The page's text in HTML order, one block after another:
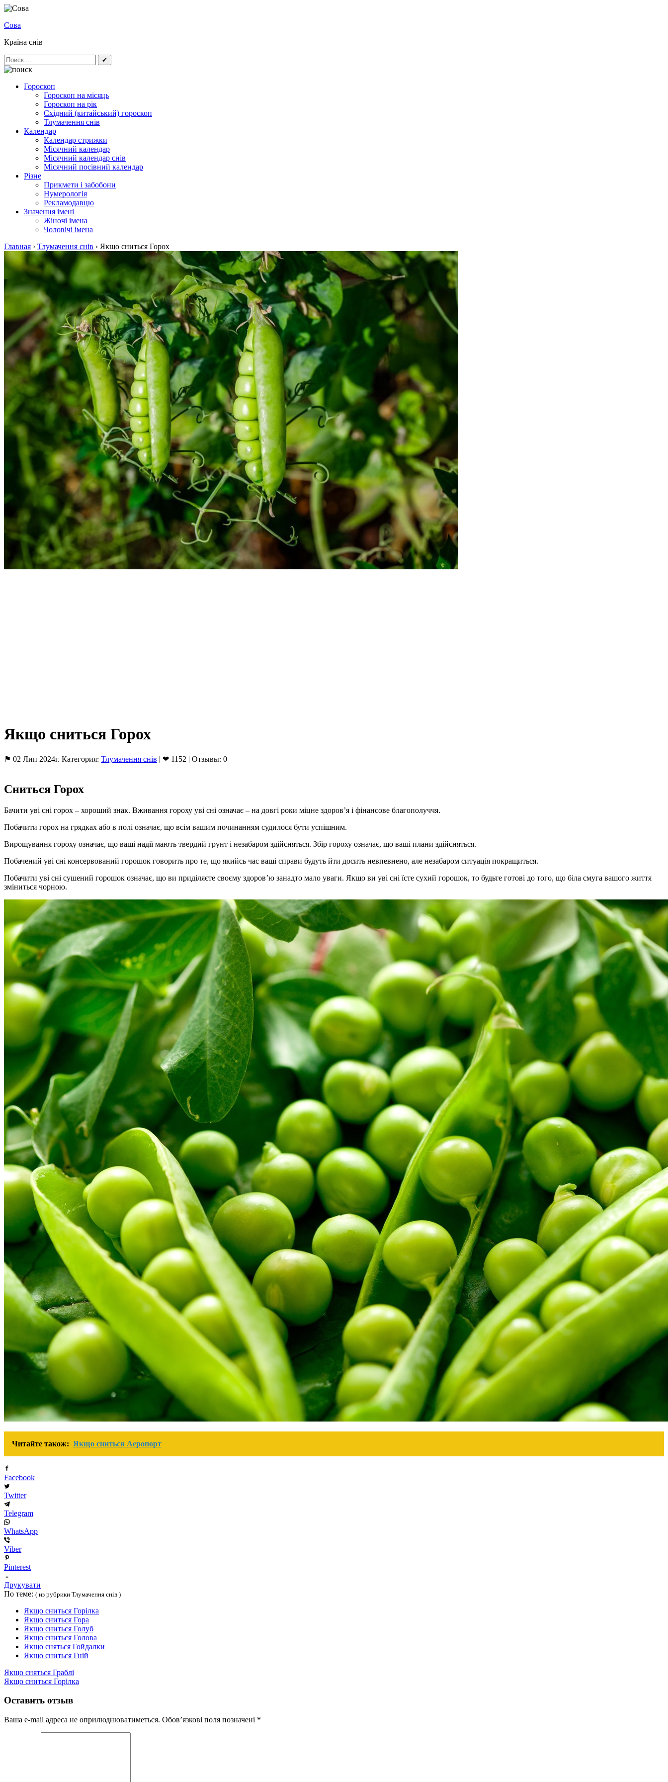
Сова
Країна снів
✔
Гороскоп
Гороскоп на місяць
Гороскоп на рік
Східний (китайський) гороскоп
Тлумачення снів
Календар
Календар стрижки
Місячний календар
Місячний календар снів
Місячний посівний календар
Різне
Прикмети і забобони
Нумерологія
Рекламодавцю
Значення імені
Жіночі імена
Чоловічі імена
Главная › Тлумачення снів › Якщо сниться Горох
Якщо сниться Горох
⚑ 02 Лип 2024г. Категория: Тлумачення снів | ❤ 1152 | Отзывы: 0
Сниться Горох
Бачити уві сні горох – хороший знак. Вживання гороху уві сні означає – на довгі роки міцне здоров’я і фінансове благополуччя.
Побачити горох на грядках або в полі означає, що всім вашим починанням судилося бути успішним.
Вирощування гороху означає, що ваші надії мають твердий грунт і незабаром здійсняться. Збір гороху означає, що ваші плани здійсняться.
Побачений уві сні консервований горошок говорить про те, що якийсь час ваші справи будуть йти досить невпевнено, але незабаром ситуація покращиться.
Побачити уві сні сушений горошок означає, що ви приділяєте своєму здоров’ю занадто мало уваги. Якщо ви уві сні їсте сухий горошок, то будьте готові до того, що біла смуга вашого життя
зміниться чорною.
Читайте також: Якщо сниться Аеропорт
Facebook
Twitter
Telegram
WhatsApp
Viber
Pinterest
Друкувати
По теме: ( из рубрики Тлумачення снів )
Якщо сниться Горілка
Якщо сниться Гора
Якщо сниться Голуб
Якщо сниться Голова
Якщо сняться Гойдалки
Якщо сниться Гній
Якщо сняться Граблі
Якщо сниться Горілка
Оставить отзыв
Ваша e-mail адреса не оприлюднюватиметься. Обов’язкові поля позначені *